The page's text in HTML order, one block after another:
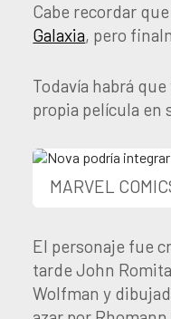
Cabe recordar que
Galaxia, pero
Todavía habrá
propia película en
MARVEL
El personaje fue
tarde John
Wolfman y